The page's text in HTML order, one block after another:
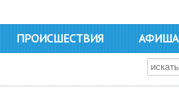
ПРОИСШЕСТВИЯ АФИША